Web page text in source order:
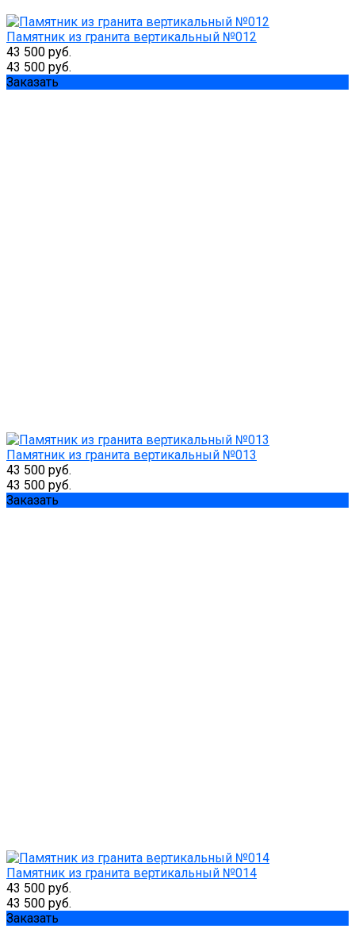
Памятник из гранита вертикальный №012
43 500 руб.
43 500 руб.
Заказать
Памятник из гранита вертикальный №013
43 500 руб.
43 500 руб.
Заказать
Памятник из гранита вертикальный №014
43 500 руб.
43 500 руб.
Заказать